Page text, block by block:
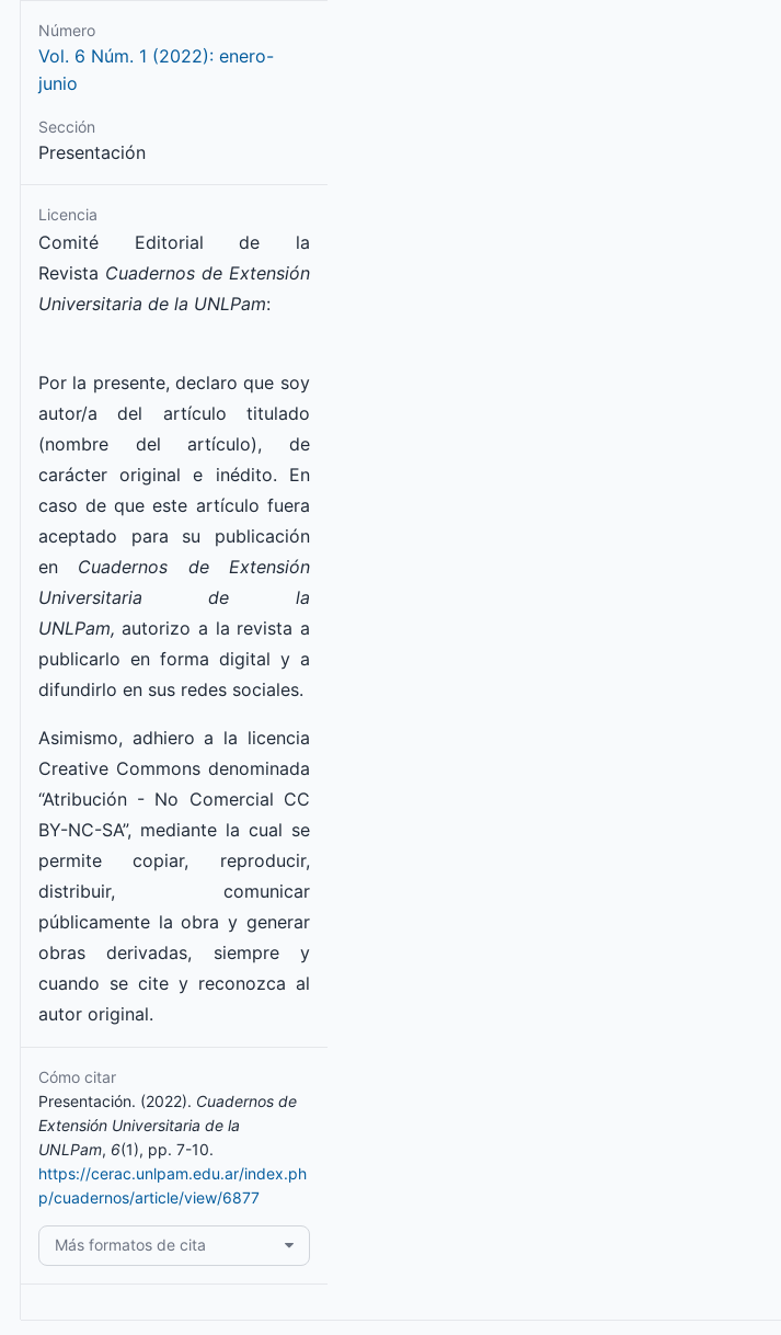
Número
Vol. 6 Núm. 1 (2022): enero-
junio
Sección
Presentación
Licencia
Comité Editorial de la
Revista Cuadernos de Extensión
Universitaria de la UNLPam:
Por la presente, declaro que soy
autor/a del artículo titulado
(nombre del artículo), de
carácter original e inédito. En
caso de que este artículo fuera
aceptado para su publicación
en Cuadernos de Extensión
Universitaria de la
UNLPam, autorizo a la revista a
publicarlo en forma digital y a
difundirlo en sus redes sociales.
Asimismo, adhiero a la licencia
Creative Commons denominada
“Atribución - No Comercial CC
BY-NC-SA”, mediante la cual se
permite copiar, reproducir,
distribuir, comunicar
públicamente la obra y generar
obras derivadas, siempre y
cuando se cite y reconozca al
autor original.
Cómo citar
Presentación. (2022). Cuadernos de
Extensión Universitaria de la
UNLPam, 6(1), pp. 7-10.
https://cerac.unlpam.edu.ar/index.ph
p/cuadernos/article/view/6877
Más formatos de cita